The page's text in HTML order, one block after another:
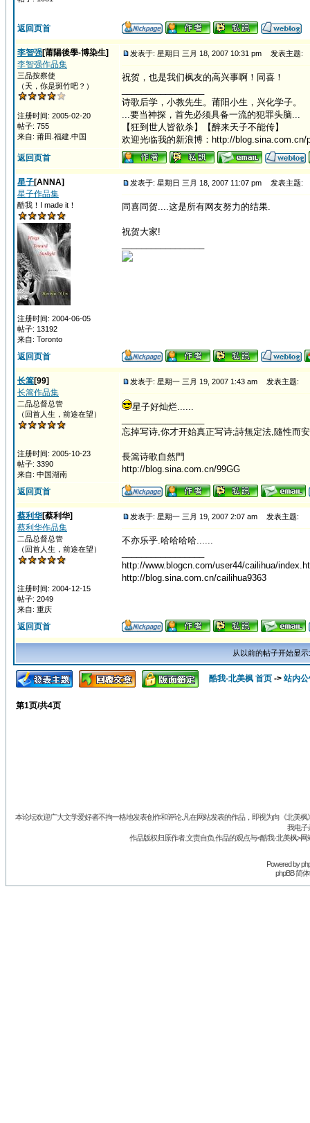
返回页首
李智强[莆陽後學-博染生]
李智强作品集
三品按察使
（天，你是斑竹吧？）
注册时间: 2005-02-20
帖子: 755
来自: 莆田.福建.中国
发表于: 星期日 三月 18, 2007 10:31 pm 发表主题:
祝贺，也是我们枫友的高兴事啊！同喜！
诗歌后学，小教先生。莆阳小生，兴化学子。
...要当神探，首先必须具备一流的犯罪头脑...
【狂到世人皆欲杀】【醉来天子不能传】
欢迎光临我的新浪博：http://blog.sina.com.cn/
返回页首
星子[ANNA]
星子作品集
酷我！I made it！
注册时间: 2004-06-05
帖子: 13192
来自: Toronto
发表于: 星期日 三月 18, 2007 11:07 pm 发表主题:
同喜同贺....这是所有网友努力的结果.
祝贺大家!
返回页首
长篙[99]
长篙作品集
二品总督总管
（回首人生，前途在望）
注册时间: 2005-10-23
帖子: 3390
来自: 中国湖南
发表于: 星期一 三月 19, 2007 1:43 am 发表主题:
星子好灿烂......
忘掉写诗,你才开始真正写诗;詩無定法,隨性而安
長篙诗歌自然門
http://blog.sina.com.cn/99GG
返回页首
蔡利华[蔡利华]
蔡利华作品集
二品总督总管
（回首人生，前途在望）
注册时间: 2004-12-15
帖子: 2049
来自: 重庆
发表于: 星期一 三月 19, 2007 2:07 am 发表主题:
不亦乐乎.哈哈哈哈......
http://www.blogcn.com/user44/cailihua/
http://blog.sina.com.cn/cailihua9363
返回页首
从以前的帖子开始显
酷我-北美枫 首页 -> 站内
第1页/共4页
本论坛欢迎广大文学爱好者不拘一格地发表创作和评论.凡在网站发表的作品，即视为向《北美
我电子
作品版权归原作者.文责自负.作品的观点与<酷我-北美枫>
Powered by
phpBB 简